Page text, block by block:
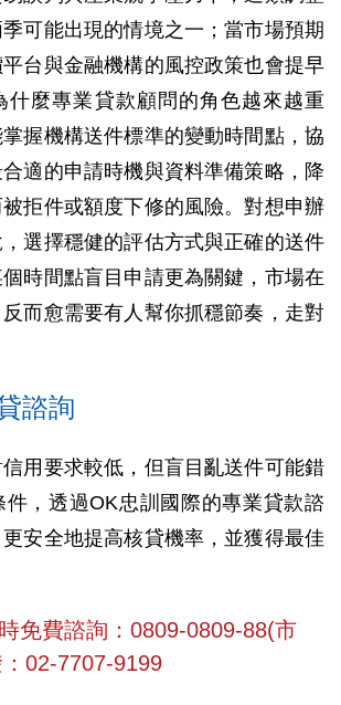
可能出現的情境之一；當市場預期
台與金融機構的風控政策也會提早
什麼專業貸款顧問的角色越來越重
握機構送件標準的變動時間點，協
適的申請時機與資料準備策略，降
拒件或額度下修的風險。對想申辦
選擇穩健的評估方式與正確的送件
時間點盲目申請更為關鍵，市場在
而愈需要有人幫你抓穩節奏，走對
諮詢
用要求較低，但盲目亂送件可能錯
件，透過OK忠訓國際的專業貸款諮
安全地提高核貸機率，並獲得最佳
免費諮詢：0809-0809-88(市
02-7707-9199